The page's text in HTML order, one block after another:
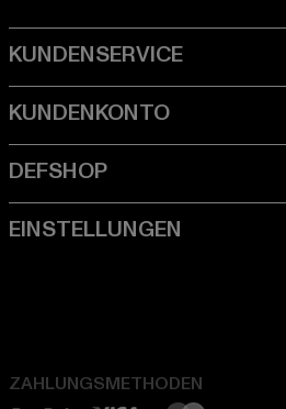
ZAHLUNGSMETHODEN